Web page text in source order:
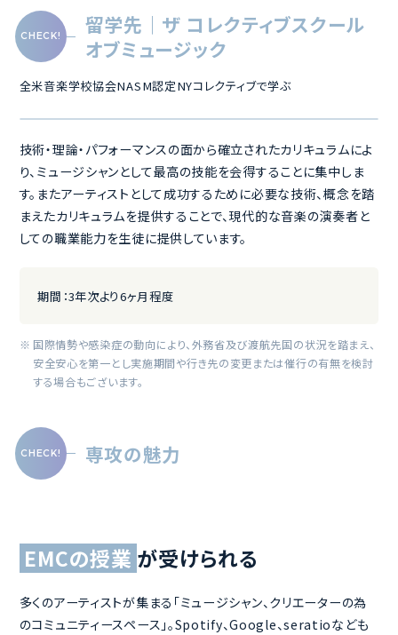
留学先｜ザ コレクティブスクール
オブミュージック
全米音楽学校協会NASM認定NYコレクティブで学ぶ
技術・理論・パフォーマンスの面から確立されたカリキュラムによ
り、ミュージシャンとして最高の技能を会得することに集中しま
す。またアーティストとして成功するために必要な技術、概念を踏
まえたカリキュラムを提供することで、現代的な音楽の演奏者と
しての職業能力を生徒に提供しています。
期間：3年次より6ヶ月程度
国際情勢や感染症の動向により、外務省及び渡航先国の状況を踏まえ、
安全安心を第一とし実施期間や行き先の変更または催行の有無を検討
する場合もございます。
専攻の魅力
EMCの授業 が受けられる
多くのアーティストが集まる「ミュージシャン、クリエーターの為
のコミュニティースペース」。Spotify、Google、seratioなども